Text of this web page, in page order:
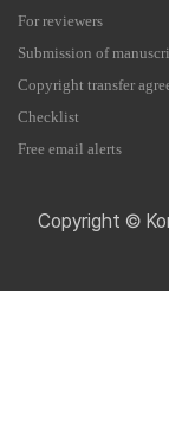
For reviewers
Submission of
Copyright transfer
Checklist
Free email alerts
Copyright ©